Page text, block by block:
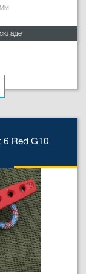
6 Red G10